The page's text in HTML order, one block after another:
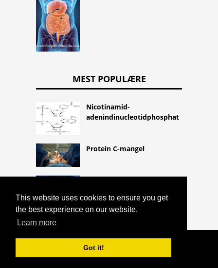
This website uses cookies to ensure you get
the best experience on our website.
Learn more
Got it!
MEST POPULÆRE
Nicotinamid-
adenindinucleotidphosphat
Protein C-mangel
COPYRIGHT 2026 HTTPS://CQLIFE.NET